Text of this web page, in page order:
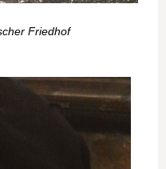
Friedhof